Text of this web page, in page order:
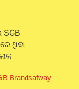
Brandsafway